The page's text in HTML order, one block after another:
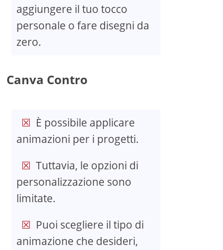
aggiungere il tuo tocco
personale o fare disegni da
zero.
Canva Contro
È possibile applicare
animazioni per i progetti.
Tuttavia, le opzioni di
personalizzazione sono
limitate.
Puoi scegliere il tipo di
animazione che desideri,